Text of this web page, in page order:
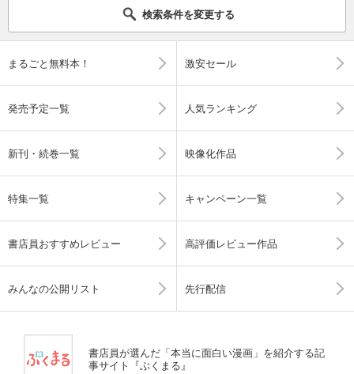
検索条件を変更する
まるごと無料本！ 激安セール
発売予定一覧 人気ランキング
新刊・続巻一覧 映像化作品
特集一覧 キャンペーン一覧
書店員おすすめレビュー 高評価レビュー作品
みんなの公開リスト 先行配信
書店員が選んだ「本当に面白い漫画」を紹介する記
事サイト『ぶくまる』